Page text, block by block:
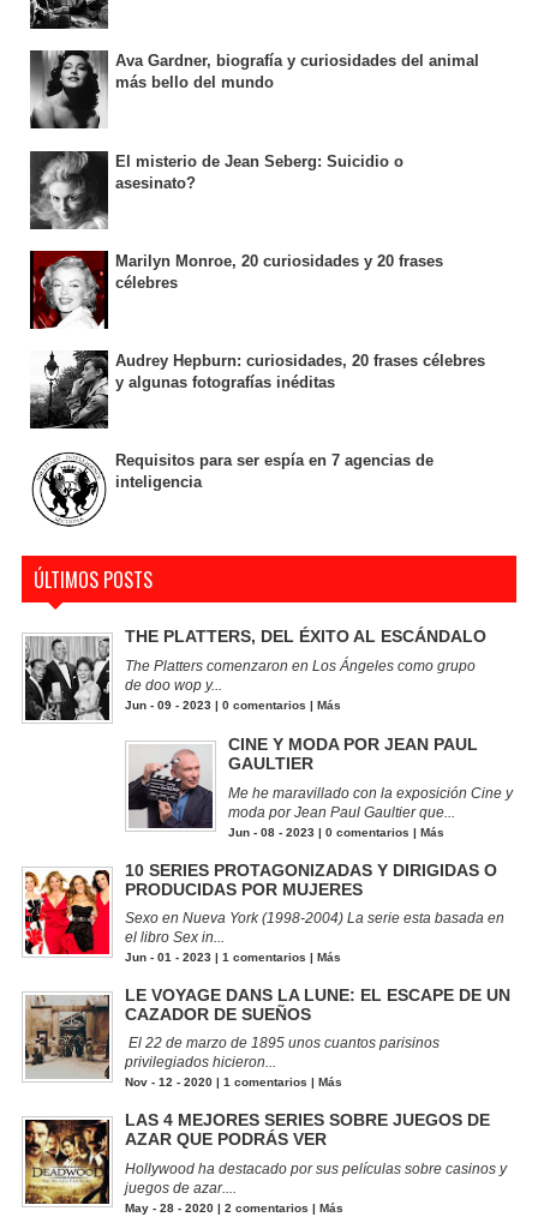
Ava Gardner, biografía y curiosidades del animal
más bello del mundo
El misterio de Jean Seberg: Suicidio o
asesinato?
Marilyn Monroe, 20 curiosidades y 20 frases
célebres
Audrey Hepburn: curiosidades, 20 frases célebres
y algunas fotografías inéditas
Requisitos para ser espía en 7 agencias de
inteligencia
ÚLTIMOS POSTS
THE PLATTERS, DEL ÉXITO AL ESCÁNDALO
The Platters comenzaron en Los Ángeles como grupo
de doo wop y...
Jun - 09 - 2023 | 0 comentarios | Más
CINE Y MODA POR JEAN PAUL
GAULTIER
Me he maravillado con la exposición Cine y
moda por Jean Paul Gaultier que...
Jun - 08 - 2023 | 0 comentarios | Más
10 SERIES PROTAGONIZADAS Y DIRIGIDAS O
PRODUCIDAS POR MUJERES
Sexo en Nueva York (1998-2004) La serie esta basada en
el libro Sex in...
Jun - 01 - 2023 | 1 comentarios | Más
LE VOYAGE DANS LA LUNE: EL ESCAPE DE UN
CAZADOR DE SUEÑOS
El 22 de marzo de 1895 unos cuantos parisinos
privilegiados hicieron...
Nov - 12 - 2020 | 1 comentarios Más
LAS 4 MEJORES SERIES SOBRE JUEGOS DE
AZAR QUE PODRÁS VER
Hollywood ha destacado por sus películas sobre casinos y
juegos de azar....
May - 28 - 2020 | 2 comentarios | Más